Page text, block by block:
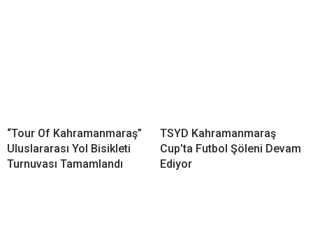
“Tour Of Kahramanmaraş”
Uluslararası Yol Bisikleti
Turnuvası Tamamlandı
TSYD Kahramanmaraş
Cup’ta Futbol Şöleni Devam
Ediyor